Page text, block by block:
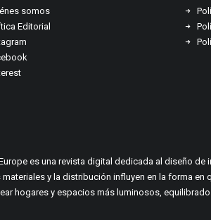
somos
Editorial
es una revista digital dedicada al diseño
materiales y la distribución influyen en la forma
hogares y espacios más luminosos,